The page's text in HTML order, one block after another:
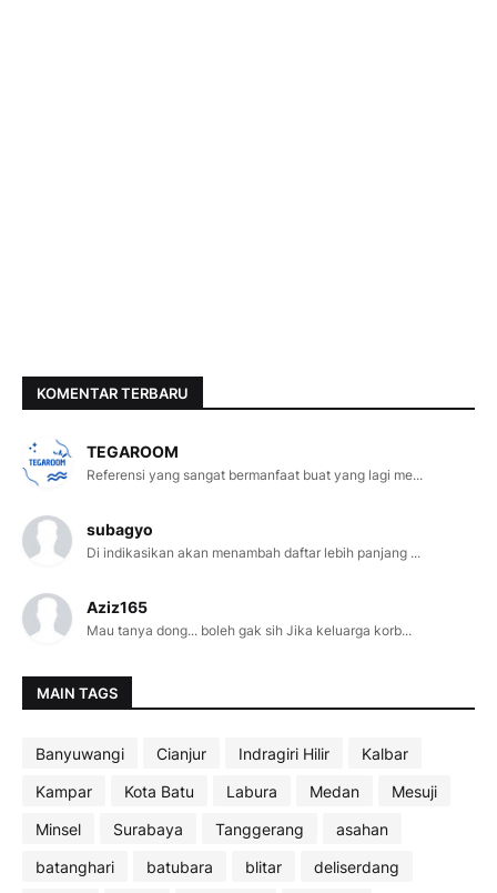
KOMENTAR TERBARU
TEGAROOM
Referensi yang sangat bermanfaat buat yang lagi me...
subagyo
Di indikasikan akan menambah daftar lebih panjang ...
Aziz165
Mau tanya dong... boleh gak sih Jika keluarga korb...
MAIN TAGS
Banyuwangi Cianjur Indragiri Hilir
Kalbar
Kampar
Kota Batu Labura Medan
Mesuji
Minsel
Surabaya Tanggerang
asahan
batanghari
batubara blitar
deliserdang